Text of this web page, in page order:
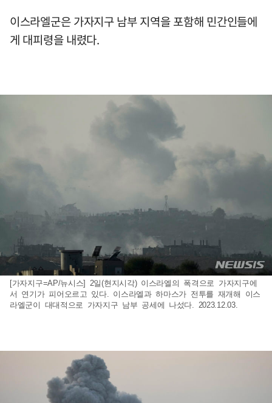
이스라엘군은 가자지구 남부 지역을 포함해 민간인들에
게 대피령을 내렸다.
[가자지구=AP/뉴시스] 2일(현지시각) 이스라엘의 폭격으로 가자지구에
서 연기가 피어오르고 있다. 이스라엘과 하마스가 전투를 재개해 이스
라엘군이 대대적으로 가자지구 남부 공세에 나섰다. 2023.12.03.